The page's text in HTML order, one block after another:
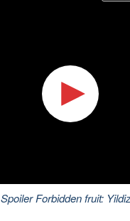
Spoiler Forbidden fruit: